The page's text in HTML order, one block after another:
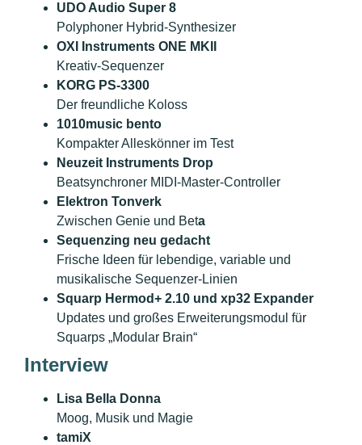
UDO Audio Super 8
Polyphoner Hybrid-Synthesizer
OXI Instruments ONE MKII
Kreativ-Sequenzer
KORG PS-3300
Der freundliche Koloss
1010music bento
Kompakter Alleskönner im Test
Neuzeit Instruments Drop
Beatsynchroner MIDI-Master-Controller
Elektron Tonverk
Zwischen Genie und Beta
Sequenzing neu gedacht
Frische Ideen für lebendige, variable und
musikalische Sequenzer-Linien
Squarp Hermod+ 2.10 und xp32 Expander
Updates und großes Erweiterungsmodul für
Squarps „Modular Brain“
Interview
Lisa Bella Donna
Moog, Musik und Magie
tamiX